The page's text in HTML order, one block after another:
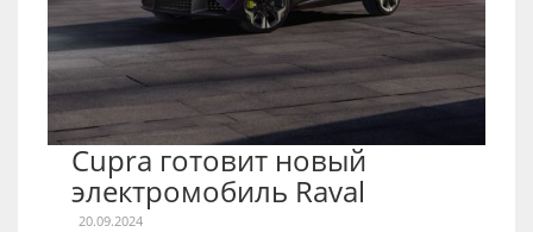
Cupra готовит новый
электромобиль Raval
20.09.2024